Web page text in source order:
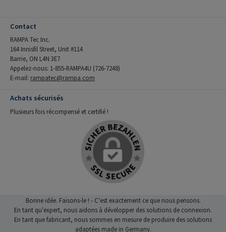
Contact
RAMPA Tec Inc.
164 Innisfil Street, Unit #114
Barrie, ON L4N 3E7
Appelez-nous: 1-855-RAMPA4U (726-7248)
E-mail: rampatec@rampa.com
Achats sécurisés
Plusieurs fois récompensé et certifié !
Bonne idée. Faisons-le ! - C'est exactement ce que nous pensons.
En tant qu'expert, nous aidons à développer des solutions de connexion.
En tant que fabricant, nous sommes en mesure de produire des solutions
adaptées made in Germany.